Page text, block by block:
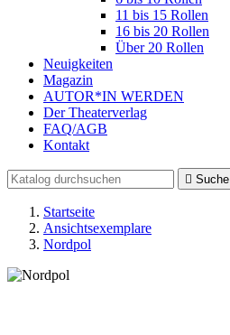
11 bis 15 Rollen
16 bis 20 Rollen
Über 20 Rollen
Neuigkeiten
Magazin
AUTOR*IN WERDEN
Der Theaterverlag
FAQ/AGB
Kontakt
 Suche
Startseite
Ansichtsexemplare
Nordpol